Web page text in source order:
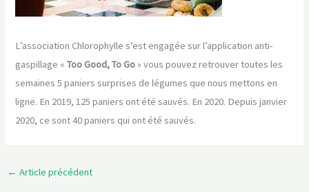
L’association Chlorophylle s’est engagée sur l’application anti-
gaspillage «Too Good, To Go» vous pouvez retrouver toutes les
semaines 5 paniers surprises de légumes que nous mettons en
ligne. En 2019, 125 paniers ont été sauvés. En 2020. Depuis janvier
2020, ce sont 40 paniers qui ont été sauvés.
← Article précédent